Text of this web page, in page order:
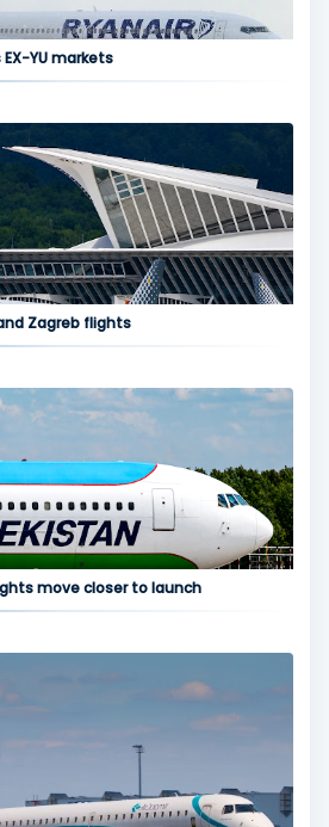
YU markets
Zagreb flights
move closer to launch